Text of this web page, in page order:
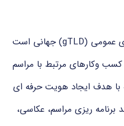
دامنه .wedding یک دامنه سطح بالای عمومی (gTLD) جهانی است
وکارهای مرتبط با مراسم
هدف ایجاد هویت حرفه ای
ریزی مراسم، عکاسی،